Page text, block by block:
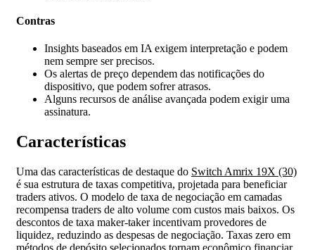
Contras
Insights baseados em IA exigem interpretação e podem
nem sempre ser precisos.
Os alertas de preço dependem das notificações do
dispositivo, que podem sofrer atrasos.
Alguns recursos de análise avançada podem exigir uma
assinatura.
Características
Uma das características de destaque do Switch Amrix 19X (30)
é sua estrutura de taxas competitiva, projetada para beneficiar
traders ativos. O modelo de taxa de negociação em camadas
recompensa traders de alto volume com custos mais baixos. Os
descontos de taxa maker-taker incentivam provedores de
liquidez, reduzindo as despesas de negociação. Taxas zero em